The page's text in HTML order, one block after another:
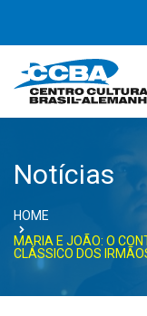
Notícias
HOME
MARIA E JOÃO: O
CLÁSSICO DOS